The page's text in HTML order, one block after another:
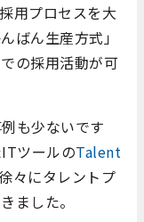
用プロセスを大
ばん生産方式」
の採用活動が可
も少ないです
ツールのTalent
々にタレントプ
ました。